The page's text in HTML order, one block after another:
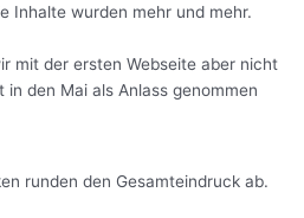
Inhalte wurden mehr und mehr.
mit der ersten Webseite aber nicht
den Mai als Anlass genommen
runden den Gesamteindruck ab.